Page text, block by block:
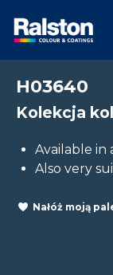
H03640
Kolekcja
Available in
Also very
Nałóż moją